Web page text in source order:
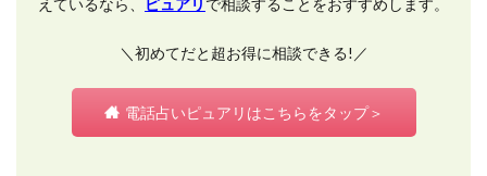
えているなら、 ピュアリ で相談することをおすすめします。
＼初めてだと超お得に相談できる!／
電話占いピュアリはこちらをタップ＞